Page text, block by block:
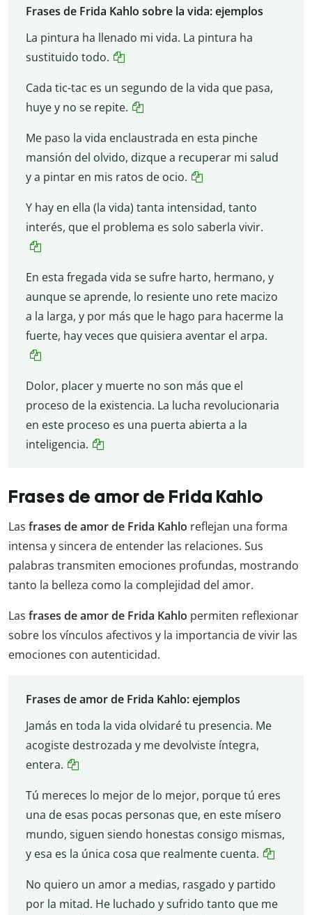
Frases de Frida Kahlo sobre la vida: ejemplos
La pintura ha llenado mi vida. La pintura ha
sustituido todo.
Cada tic-tac es un segundo de la vida que pasa,
huye y no se repite.
Me paso la vida enclaustrada en esta pinche
mansión del olvido, dizque a recuperar mi salud
y a pintar en mis ratos de ocio.
Y hay en ella (la vida) tanta intensidad, tanto
interés, que el problema es solo saberla vivir.
En esta fregada vida se sufre harto, hermano, y
aunque se aprende, lo resiente uno rete macizo
a la larga, y por más que le hago para hacerme la
fuerte, hay veces que quisiera aventar el arpa.
Dolor, placer y muerte no son más que el
proceso de la existencia. La lucha revolucionaria
en este proceso es una puerta abierta a la
inteligencia.
Frases de amor de Frida Kahlo
Las frases de amor de Frida Kahlo reflejan una forma
intensa y sincera de entender las relaciones. Sus
palabras transmiten emociones profundas, mostrando
tanto la belleza como la complejidad del amor.
Las frases de amor de Frida Kahlo permiten reflexionar
sobre los vínculos afectivos y la importancia de vivir las
emociones con autenticidad.
Frases de amor de Frida Kahlo: ejemplos
Jamás en toda la vida olvidaré tu presencia. Me
acogiste destrozada y me devolviste íntegra,
entera.
Tú mereces lo mejor de lo mejor, porque tú eres
una de esas pocas personas que, en este mísero
mundo, siguen siendo honestas consigo mismas,
y esa es la única cosa que realmente cuenta.
No quiero un amor a medias, rasgado y partido
por la mitad. He luchado y sufrido tanto que me